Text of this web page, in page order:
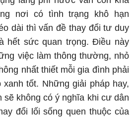
nơi có tình trạng khô hạn
dài thì vấn đề thay đổi tư duy
hết sức quan trọng. Điều này
việc làm thông thường, nhỏ
nhất thiết mỗi gia đình phải
tốt. Những giải pháp hay,
không có ý nghĩa khi cư dân
đổi lối sống quen thuộc của